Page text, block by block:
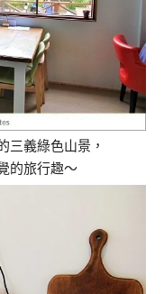
三義綠色山景，
的旅行趣～